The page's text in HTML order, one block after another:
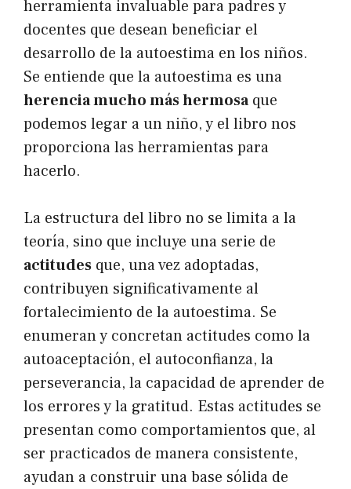
herramienta invaluable para padres y
docentes que desean beneficiar el
desarrollo de la autoestima en los niños.
Se entiende que la autoestima es una
herencia mucho más hermosaque
podemos legar a un niño, y el libro nos
proporciona las herramientas para
hacerlo.
La estructura del libro no se limita a la
teoría, sino que incluye una serie de
actitudes que, una vez adoptadas,
contribuyen significativamente al
fortalecimiento de la autoestima. Se
enumeran y concretan actitudes como la
autoaceptación, el autoconfianza, la
perseverancia, la capacidad de aprender de
los errores y la gratitud. Estas actitudes se
presentan como comportamientos que, al
ser practicados de manera consistente,
ayudan a construir una base sólida de